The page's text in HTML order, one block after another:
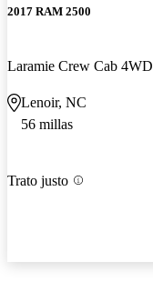
2017 RAM 2500
Laramie Crew Cab 4WD
Lenoir, NC
56 millas
Trato justo